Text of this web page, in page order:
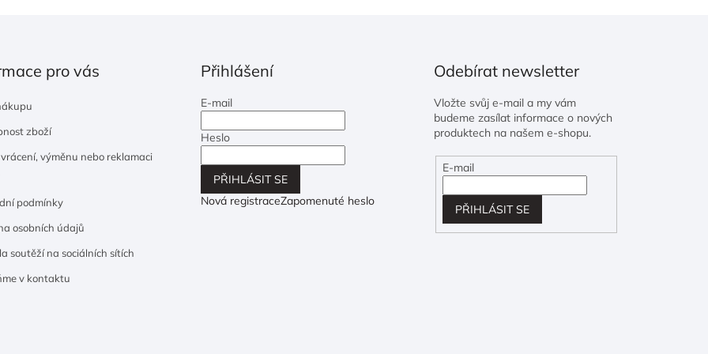
pro vás
zboží
vrácení, výměnu nebo reklamaci
podmínky
osobních údajů
soutěží na sociálních sítích
v kontaktu
Přihlášení
E-mail
Heslo
PŘIHLÁSIT SE
Nová registraceZapomenuté heslo
Odebírat newsletter
Vložte svůj e-mail a my vám
budeme zasílat informace o nových
produktech na našem e-shopu.
E-mail
PŘIHLÁSIT SE